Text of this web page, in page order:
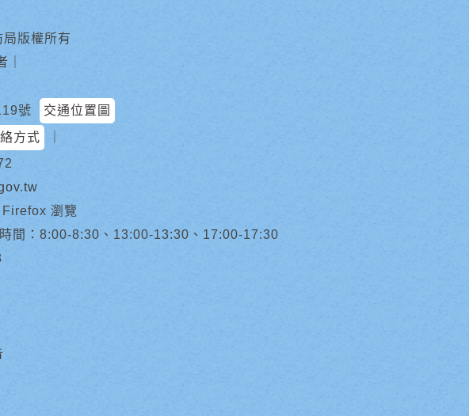
版權所有
號
交通位置圖
方式
瀏覽
間：8:00-8:30、13:00-13:30、17:00-17:30